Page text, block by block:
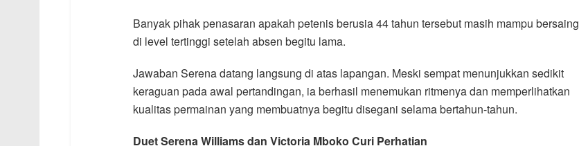
Banyak pihak penasaran apakah petenis berusia 44 tahun tersebut masih mampu bersaing
di level tertinggi setelah absen begitu lama.
Jawaban Serena datang langsung di atas lapangan. Meski sempat menunjukkan sedikit
keraguan pada awal pertandingan, ia berhasil menemukan ritmenya dan memperlihatkan
kualitas permainan yang membuatnya begitu disegani selama bertahun-tahun.
Duet Serena Williams dan Victoria Mboko Curi Perhatian